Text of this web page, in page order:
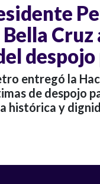
Cruz
entregó la
de despojo
histórica y